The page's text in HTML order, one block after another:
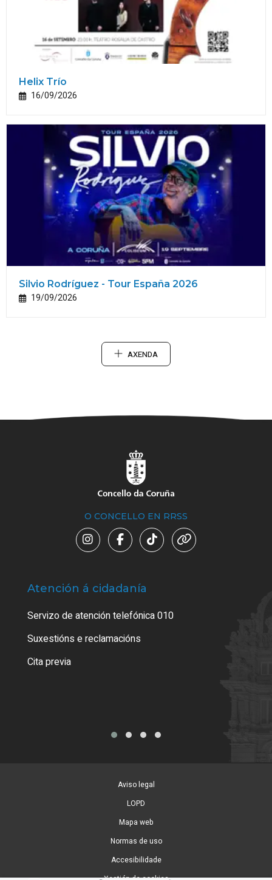
Helix Trío
16/09/2026
Silvio Rodríguez - Tour España 2026
19/09/2026
AXENDA
O CONCELLO EN RRSS
Atención á cidadanía
Servizo de atención telefónica 010
Suxestións e reclamacións
Cita previa
Aviso legal
LOPD
Mapa web
Normas de uso
Accesibilidade